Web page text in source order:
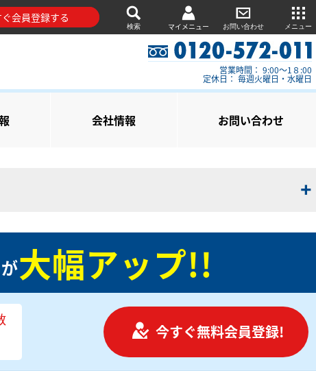
会員登録する
検索 マイメニュー お問い合わせ メニュー
営業時間： 9:00～1８:00
定休日： 毎週火曜日・水曜日
会社情報 お問い合わせ
大幅アップ!!
今すぐ無料会員登録!